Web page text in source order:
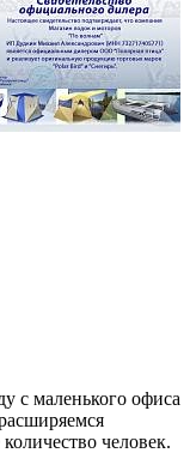
с маленького офиса
человек.